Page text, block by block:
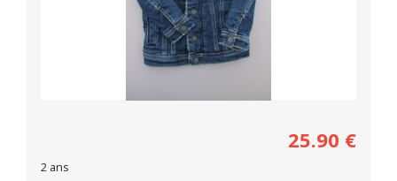
25.90 €
2 ans